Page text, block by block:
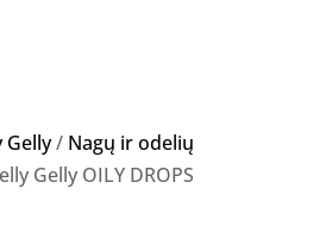
Gelly/ Nagų ir odelių
Gelly OILY DROPS